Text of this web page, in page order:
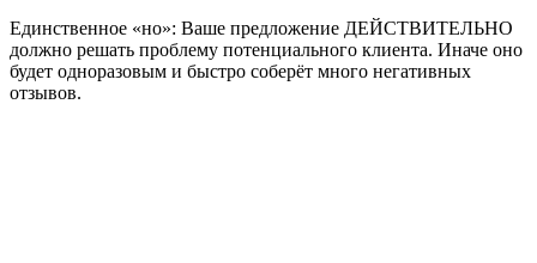
Единственное «но»: Ваше предложение ДЕЙСТВИТЕЛЬНО
должно решать проблему потенциального клиента. Иначе оно
будет одноразовым и быстро соберёт много негативных
отзывов.